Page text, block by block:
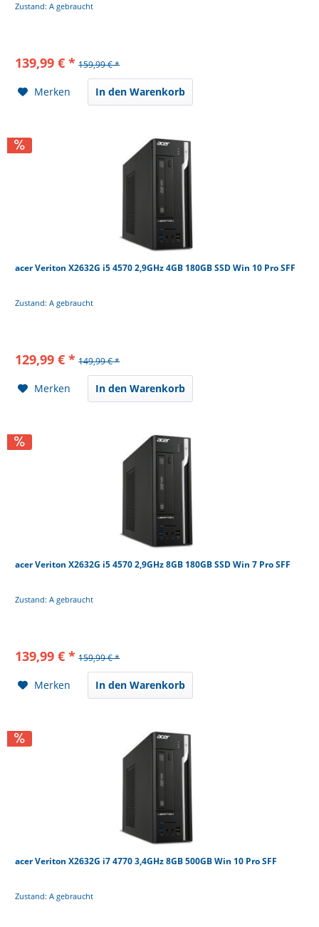
Zustand: A gebraucht
139,99 € * 159,99 € *
Merken In den Warenkorb
acer Veriton X2632G i5 4570 2,9GHz 4GB 180GB SSD Win 10 Pro SFF
Zustand: A gebraucht
129,99 € * 149,99 € *
Merken In den Warenkorb
acer Veriton X2632G i5 4570 2,9GHz 8GB 180GB SSD Win 7 Pro SFF
Zustand: A gebraucht
139,99 € * 159,99 € *
Merken In den Warenkorb
acer Veriton X2632G i7 4770 3,4GHz 8GB 500GB Win 10 Pro SFF
Zustand: A gebraucht